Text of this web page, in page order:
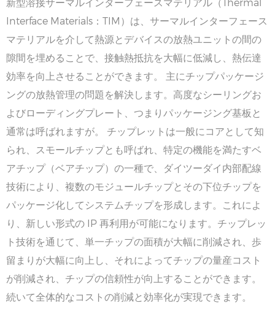
Interface Materials：TIM）は、サーマルインターフェース
マテリアルを介して熱源とデバイスの放熱ユニットの間の
隙間を埋めることで、接触熱抵抗を大幅に低減し、熱伝達
効率を向上させることができます。 主にチップパッケージ
ングの放熱管理の問題を解決します。高度なシーリングお
よびローディングプレート、つまりパッケージング基板と
通常は呼ばれますが。 チップレットは一般にコアとして知
られ、スモールチップとも呼ばれ、特定の機能を満たすベ
アチップ（ベアチップ）の一種で、ダイツーダイ内部配線
技術により、複数のモジュールチップとその下位チップを
パッケージ化してシステムチップを形成します。これによ
り、新しい形式の IP 再利用が可能になります。チップレッ
ト技術を通じて、単一チップの面積が大幅に削減され、歩
留まりが大幅に向上し、それによってチップの量産コスト
が削減され、チップの信頼性が向上することができます。
続いて全体的なコストの削減と効率化が実現できます。